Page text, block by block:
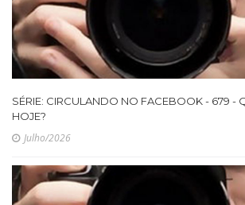
SÉRIE: CIRCULANDO NO FACEBOOK - 679 -
HOJE?
Julho/2026